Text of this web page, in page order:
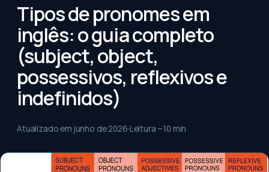
Tipos de pronomes em
inglês: o guia completo
(subject, object,
possessivos, reflexivos e
indefinidos)
Atualizado em junho de 2026Leitura ~10 min